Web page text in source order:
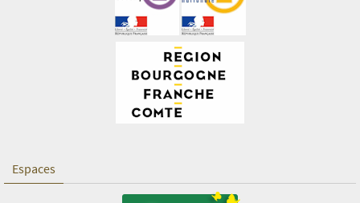
Espaces